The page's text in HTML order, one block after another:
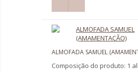
ALMOFADA SAMUEL
Composição do produto: 1